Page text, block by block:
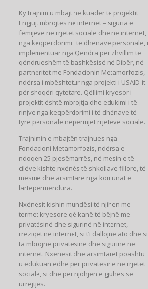
Ky trajnim u mbajt në kuadër të projektit
Engjujt mbrojtës në internet – siguria e
fëmijëve në rrjetet sociale dhe në internet,
nga keqpërdorimi i të dhënave personale, i
implementuar nga Qendra për zhvillim të
qëndrueshëm të bashkësisë në Dibër, në
partneritet me Fondacionin Metamorfozis,
ndërsa i mbështetur nga projekti i USAID-it
për shoqëri qytetare. Qëllimi kryesor i
projektit është mbrojtja dhe edukimi i të
rinjve nga keqpërdorimi i të dhënave të
tyre personale nëpërmjet rrjeteve sociale.
Trajnimin e mbajtën trajnues nga
Fondacioni Metamorfozis, ndërsa e
ndoqën 25 pjesëmarrës, në mesin e të
cilëve kishte nxënës të shkollave fillore, të
mesme dhe arsimtarë nga komunat e
lartëpërmendura.
Nxënësit kishin mundësi të njihen me
termet kryesore që kanë të bëjnë me
privatësinë dhe sigurinë në internet,
rreziqet në internet, si t’i dallojnë ato dhe si
ta mbrojnë privatësinë dhe sigurinë në
internet. Nxënësit dhe arsimtarët poashtu
u edukuan edhe për privatësinë në rrjetet
sociale, si dhe për njohjen e gjuhës së
urrejtjes.